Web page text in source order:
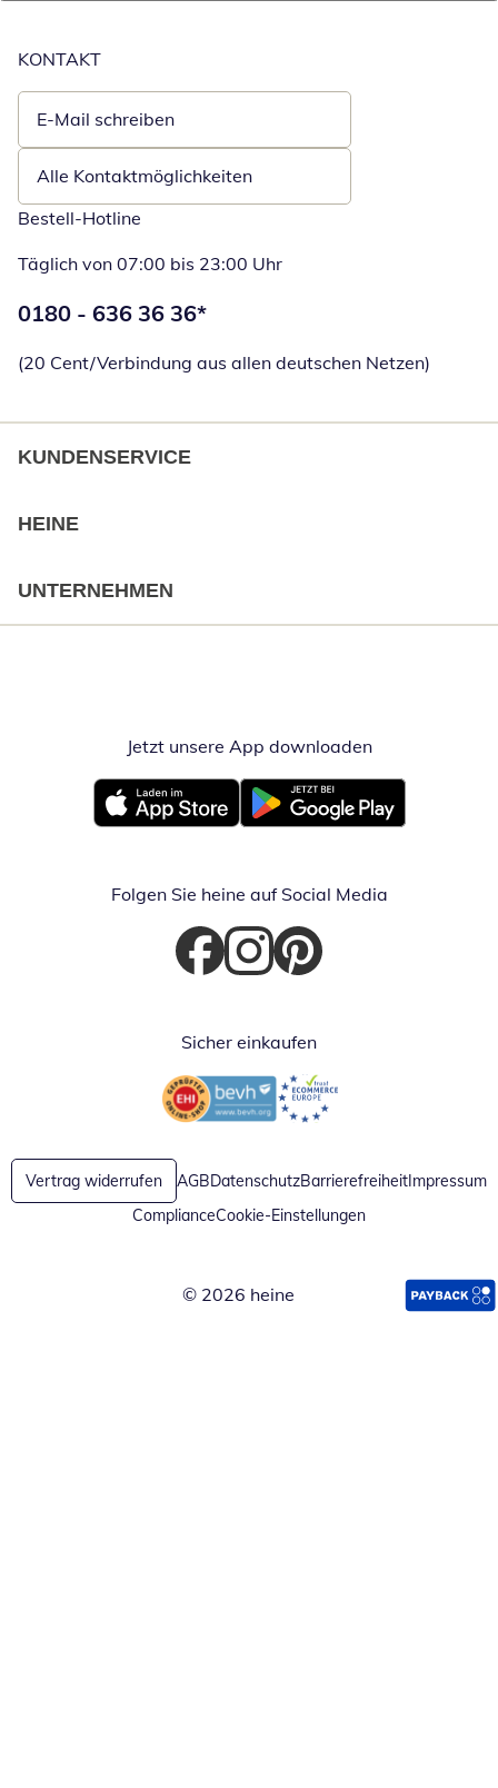
KONTAKT
E-Mail schreiben
Öffnet E-Mail-Client
Alle Kontaktmöglichkeiten
Bestell-Hotline
Täglich von 07:00 bis 23:00 Uhr
Telefonnummer:
0180 - 636 36 36*
(20 Cent/Verbindung aus allen deutschen Netzen)
KUNDENSERVICE
HEINE
UNTERNEHMEN
Jetzt unsere App downloadenÖffnet in
Öffnet in neuem FensterÖffnet in neuem Fenster
Folgen Sie heine auf Social Media
Öffnet in neuem Fenster
Öffnet in neuem Fenster
Öffnet in neuem Fenster
Sicher einkaufen
Öffnet in neuem FensterÖffnet in neuem Fenster
Vertrag widerrufen AGBDatenschutzBarrierefreiheitImpressum
ComplianceCookie-Einstellungen
© 2026 heine